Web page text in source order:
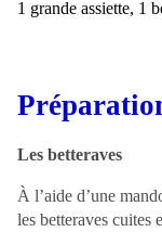
1 grande assiette, 1
Les betteraves
À l’aide d’une
les betteraves cuites